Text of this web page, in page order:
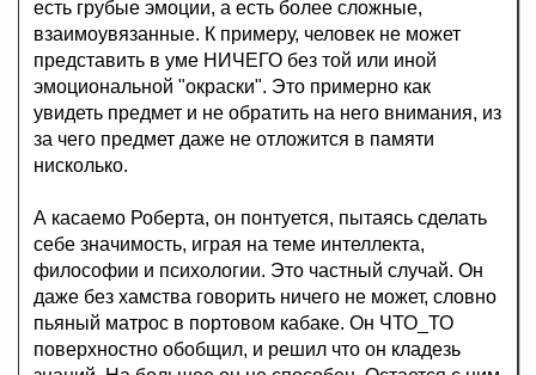
есть грубые эмоции, а есть более сложные,
взаимоувязанные. К примеру, человек не может
представить в уме НИЧЕГО без той или иной
эмоциональной "окраски". Это примерно как
увидеть предмет и не обратить на него внимания, из
за чего предмет даже не отложится в памяти
нисколько.
А касаемо Роберта, он понтуется, пытаясь сделать
себе значимость, играя на теме интеллекта,
философии и психологии. Это частный случай. Он
даже без хамства говорить ничего не может, словно
пьяный матрос в портовом кабаке. Он ЧТО_ТО
поверхностно обобщил, и решил что он кладезь